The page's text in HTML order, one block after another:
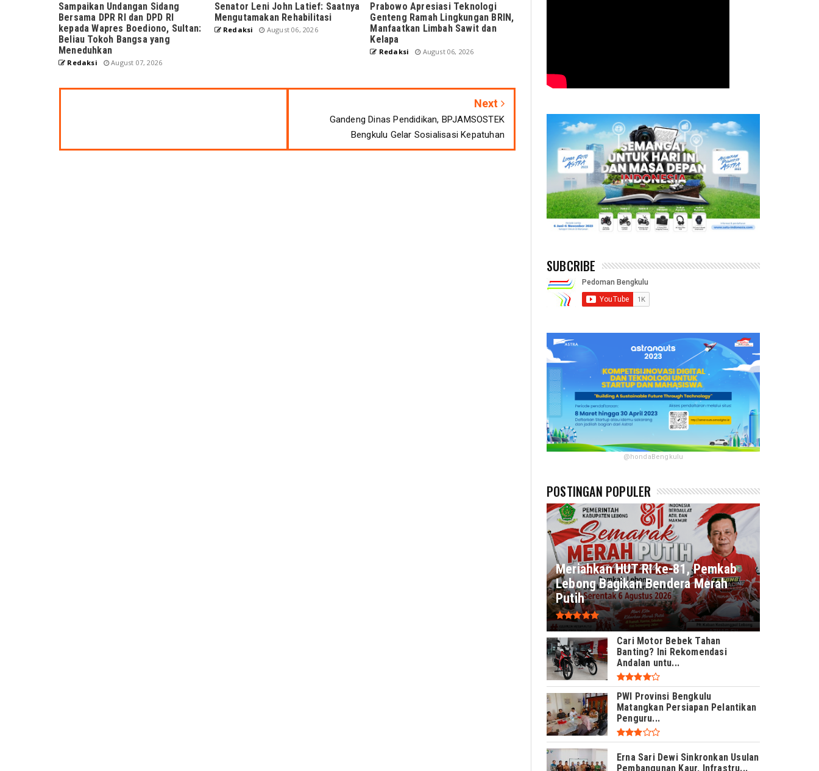
Sampaikan Undangan Sidang
Bersama DPR RI dan DPD RI
kepada Wapres Boediono, Sultan:
Beliau Tokoh Bangsa yang
Meneduhkan
Redaksi August 07, 2026
Senator Leni John Latief: Saatnya
Mengutamakan Rehabilitasi
Redaksi August 06, 2026
Prabowo Apresiasi Teknologi
Genteng Ramah Lingkungan BRIN,
Manfaatkan Limbah Sawit dan
Kelapa
Redaksi August 06, 2026
Next
Gandeng Dinas Pendidikan, BPJAMSOSTEK
Bengkulu Gelar Sosialisasi Kepatuhan
SUBCRIBE
@hondaBengkulu
POSTINGAN POPULER
Meriahkan HUT RI ke-81, Pemkab
Lebong Bagikan Bendera Merah
Putih
Cari Motor Bebek Tahan
Banting? Ini Rekomendasi
Andalan untu...
PWI Provinsi Bengkulu
Matangkan Persiapan Pelantikan
Penguru...
Erna Sari Dewi Sinkronkan Usulan
Pembangunan Kaur, Infrastru...